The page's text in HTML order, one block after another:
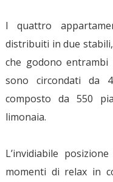
I quattro
distribuiti in due
che godono
sono circondati da
composto da 550
limonaia.
L’invidiabile
momenti di relax in